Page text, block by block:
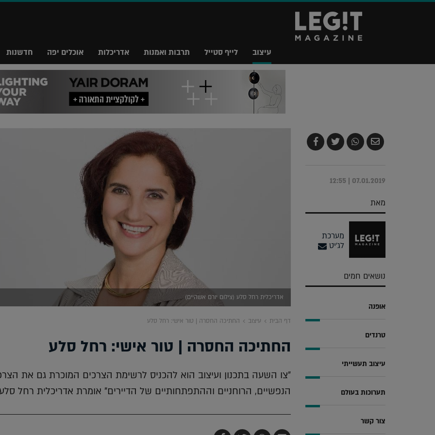
עיצוב לייף סטייל תרבות ואמנות אדריכלות אוכלים יפה חדשנות
אדריכלית רחל סלע (צילום יורם אשהיים)
דף הבית עיצוב החתיכה החסרה | טור אישי: רחל סלע
החתיכה החסרה | טור אישי: רחל סלע
"צו השעה בתכנון ועיצוב הוא להכניס לרשימת הצרכים המוכרת גם את
הנפשיים, הרוחניים וההתפתחותיים של הדיירים" אומרת אדריכלית רחל
שלח
בדואר
שתף
ב-
צייץ
ב-
שתף
ב-
07.01.2019 | 12:55
מאת
מערכת
לג'יט
נושאים חמים
אופנה
טרנדים
עיצוב תעשייתי
תערוכות בעולם
צור קשר